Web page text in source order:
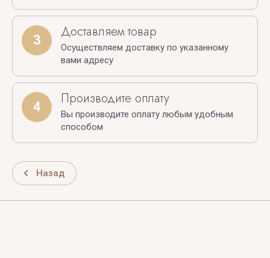
3 Доставляем товар
Осуществляем доставку по указанному
вами адресу
4 Производите оплату
Вы производите оплату любым удобным
способом
Назад